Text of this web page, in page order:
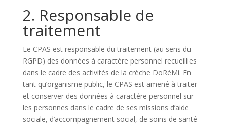
2. Responsable de
traitement
Le CPAS est responsable du traitement (au sens du
RGPD) des données à caractère personnel recueillies
dans le cadre des activités de la crèche DoRéMi. En
tant qu’organisme public, le CPAS est amené à traiter
et conserver des données à caractère personnel sur
les personnes dans le cadre de ses missions d’aide
sociale, d’accompagnement social, de soins de santé